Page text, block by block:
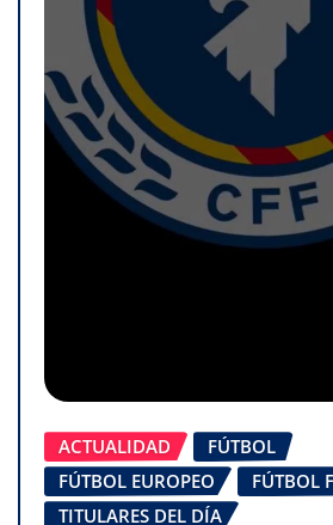
ACTUALIDAD
FÚTBOL
FÚTBOL EUROPEO
FÚTBOL
TITULARES DEL DÍA